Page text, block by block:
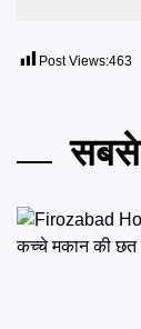
Post Views:463
सबसे